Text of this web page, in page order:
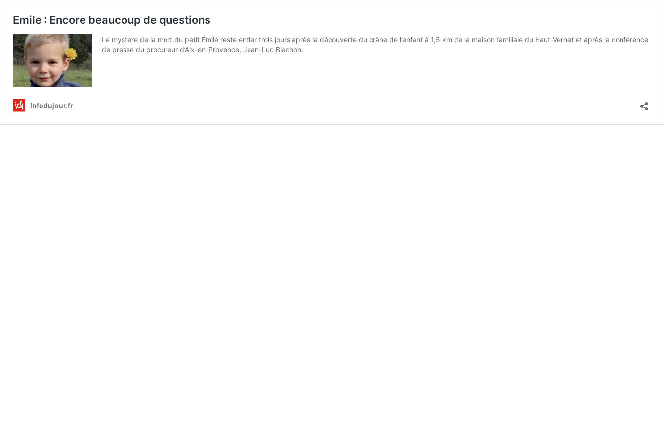
Emile : Encore beaucoup de questions
Le mystère de la mort du petit Émile reste entier trois jours après la découverte du crâne de l’enfant à 1,5 km de la maison familiale du Haut-Vernet et après la conférence
de presse du procureur d’Aix-en-Provence, Jean-Luc Blachon.
Infodujour.fr